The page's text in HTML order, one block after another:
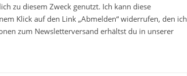
zu diesem Zweck genutzt. Ich kann diese
Klick auf den Link „Abmelden“ widerrufen, den ich
zum Newsletterversand erhältst du in unserer